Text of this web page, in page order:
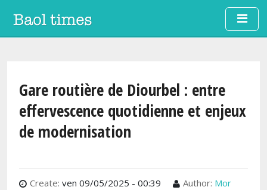
Aller au contenu principal
Gare routière de Diourbel : entre
effervescence quotidienne et enjeux
de modernisation
Create: ven 09/05/2025 - 00:39 Author: Mor